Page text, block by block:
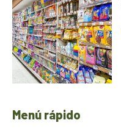
Menú rápido